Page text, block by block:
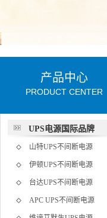
产品中心
PRODUCT CENTER
UPS电源国际品牌
山特UPS不间断电源
伊顿UPS不间断电源
台达UPS不间断电源
APC UPS不间断电源